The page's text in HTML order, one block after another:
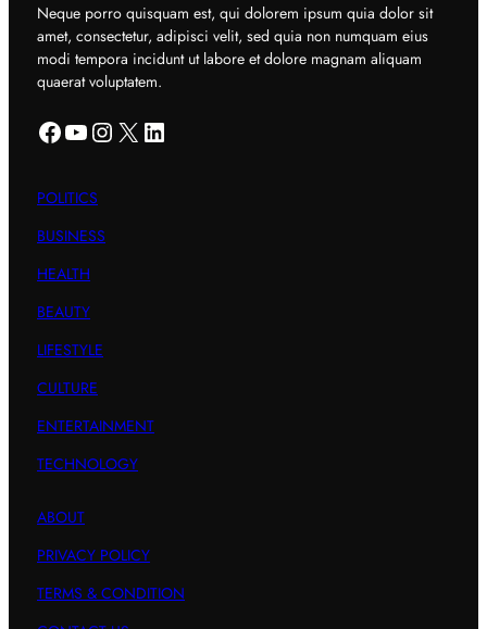
Neque porro quisquam est, qui dolorem ipsum quia dolor sit
amet, consectetur, adipisci velit, sed quia non numquam eius
modi tempora incidunt ut labore et dolore magnam aliquam
quaerat voluptatem.
Facebook YouTube Instagram X LinkedIn
POLITICS
BUSINESS
HEALTH
BEAUTY
LIFESTYLE
CULTURE
ENTERTAINMENT
TECHNOLOGY
ABOUT
PRIVACY POLICY
TERMS & CONDITION